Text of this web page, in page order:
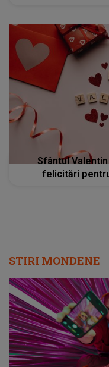
Sfântul
felicitări
STIRI MONDENE